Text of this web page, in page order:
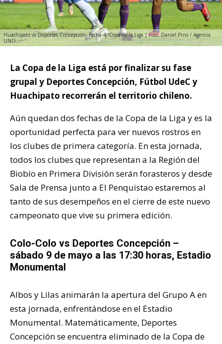
Huachipato vs Deportes Concepción, Fecha 4, Copa de la Liga | Foto: Daniel Pino / Agencia
UNO
La Copa de la Liga está por finalizar su fase
grupal y Deportes Concepción, Fútbol UdeC y
Huachipato recorrerán el territorio chileno.
Aún quedan dos fechas de la Copa de la Liga y es la
oportunidad perfecta para ver nuevos rostros en
los clubes de primera categoría. En esta jornada,
todos los clubes que representan a la Región del
Biobío en Primera División serán forasteros y desde
Sala de Prensa junto a El Penquistao estaremos al
tanto de sus desempeños en el cierre de este nuevo
campeonato que vive su primera edición.
Colo-Colo vs Deportes Concepción –
sábado 9 de mayo a las 17:30 horas, Estadio
Monumental
Albos y Lilas animarán la apertura del Grupo A en
esta jornada, enfrentándose en el Estadio
Monumental. Matemáticamente, Deportes
Concepción se encuentra eliminado de la Copa de